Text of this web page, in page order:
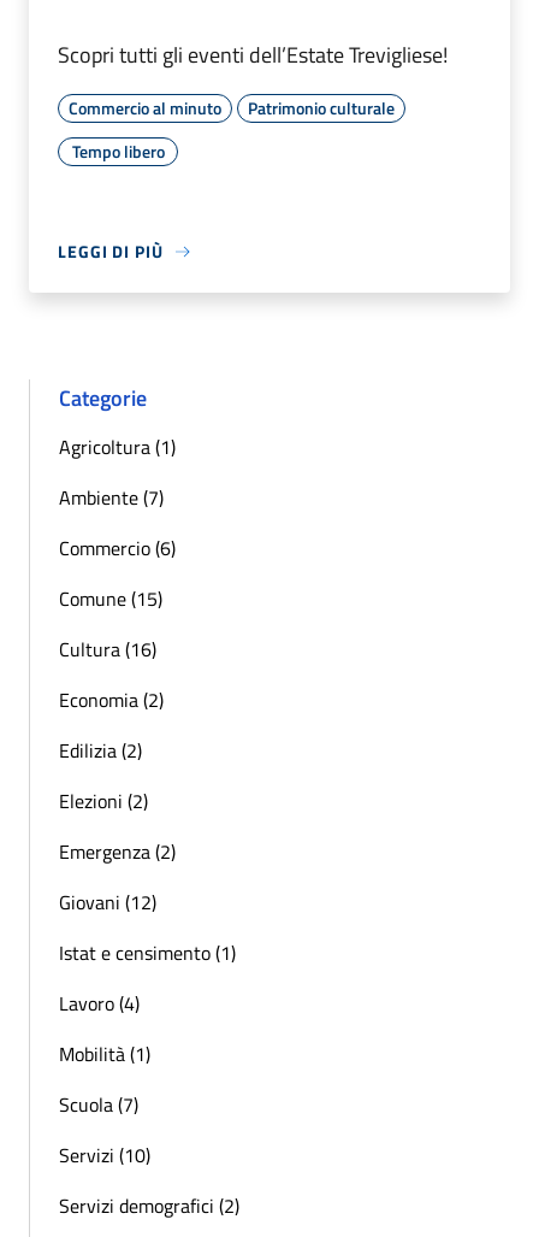
Scopri tutti gli eventi dell’Estate Trevigliese!
Commercio al minuto
Patrimonio culturale
Tempo libero
LEGGI DI PIÙ
Categorie
Agricoltura (1)
Ambiente (7)
Commercio (6)
Comune (15)
Cultura (16)
Economia (2)
Edilizia (2)
Elezioni (2)
Emergenza (2)
Giovani (12)
Istat e censimento (1)
Lavoro (4)
Mobilità (1)
Scuola (7)
Servizi (10)
Servizi demografici (2)